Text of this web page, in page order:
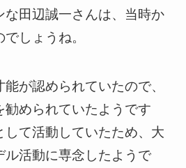
な田辺誠一さんは、当時か
しょうね。
が認められていたので、
勧められていたようです
して活動していたため、大
ル活動に専念したようで